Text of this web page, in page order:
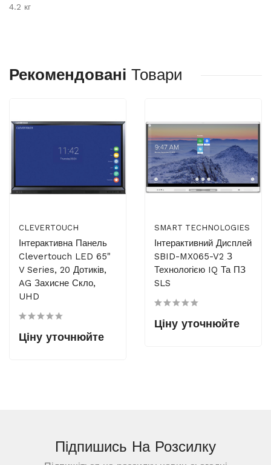
4.2 кг
Рекомендовані Товари
CLEVERTOUCH
Інтерактивна Панель
Clevertouch LED 65"
V Series, 20 Дотиків,
AG Захисне Скло,
UHD
Ціну уточнюйте
SMART TECHNOLOGIES
Інтерактивний Дисплей
SBID-MX065-V2 З
Технологією IQ Та ПЗ
SLS
Ціну уточнюйте
Підпишись На Розсилку